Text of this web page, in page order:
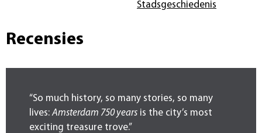
Stadsgeschiedenis
Recensies
“So much history, so many stories, so many
lives:Amsterdam 750 years is the city’s most
exciting treasure trove.”